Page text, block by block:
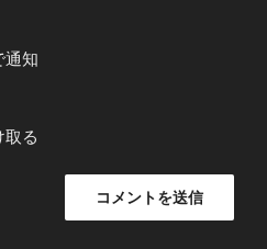
通知
取る